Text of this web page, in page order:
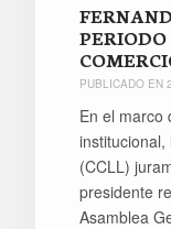
PUBLICADO EN
En el marco
(CCLL)
presidente
Asamblea